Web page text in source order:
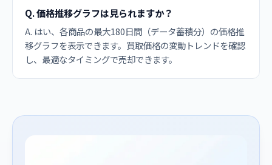
Q. 価格推移グラフは見られますか？
A. はい、各商品の最大180日間（データ蓄積分）の価格推
移グラフを表示できます。買取価格の変動トレンドを確認
し、最適なタイミングで売却できます。